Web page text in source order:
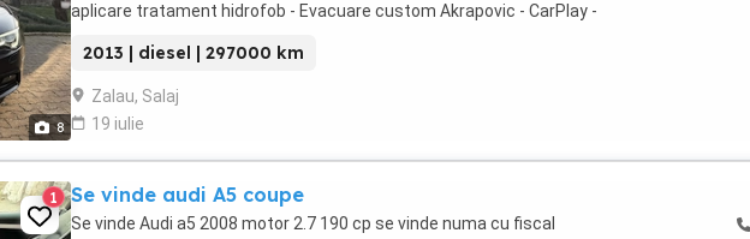
8
aplicare tratament hidrofob - Evacuare custom Akrapovic - CarPlay -
2013 | diesel | 297000 km
Zalau, Salaj
19 iulie
1 Se vinde audi A5 coupe
Se vinde Audi a5 2008 motor 2.7 190 cp se vinde numa cu fiscal